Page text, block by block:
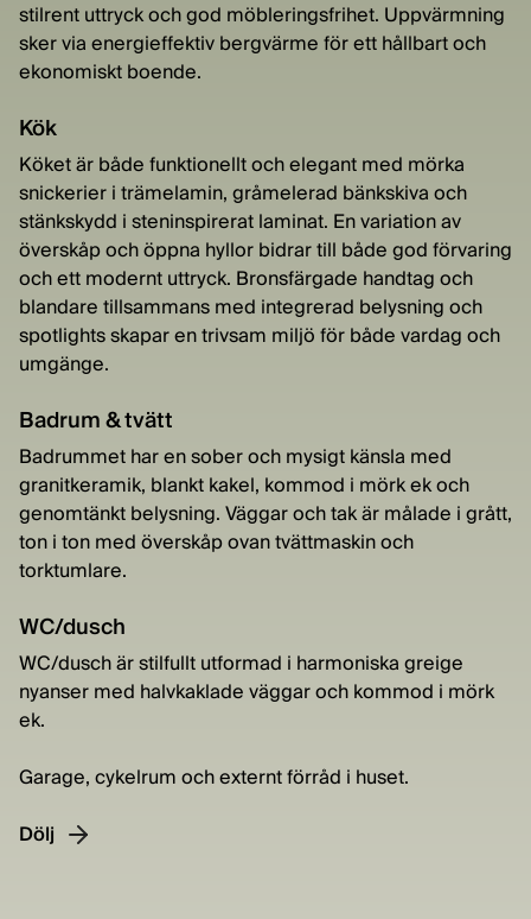
stilrent uttryck och god möbleringsfrihet. Uppvärmning
sker via energieffektiv bergvärme för ett hållbart och
ekonomiskt boende.
Kök
Köket är både funktionellt och elegant med mörka
snickerier i trämelamin, gråmelerad bänkskiva och
stänkskydd i steninspirerat laminat. En variation av
överskåp och öppna hyllor bidrar till både god förvaring
och ett modernt uttryck. Bronsfärgade handtag och
blandare tillsammans med integrerad belysning och
spotlights skapar en trivsam miljö för både vardag och
umgänge.
Badrum & tvätt
Badrummet har en sober och mysigt känsla med
granitkeramik, blankt kakel, kommod i mörk ek och
genomtänkt belysning. Väggar och tak är målade i grått,
ton i ton med överskåp ovan tvättmaskin och
torktumlare.
WC/dusch
WC/dusch är stilfullt utformad i harmoniska greige
nyanser med halvkaklade väggar och kommod i mörk
ek.
Garage, cykelrum och externt förråd i huset.
Dölj